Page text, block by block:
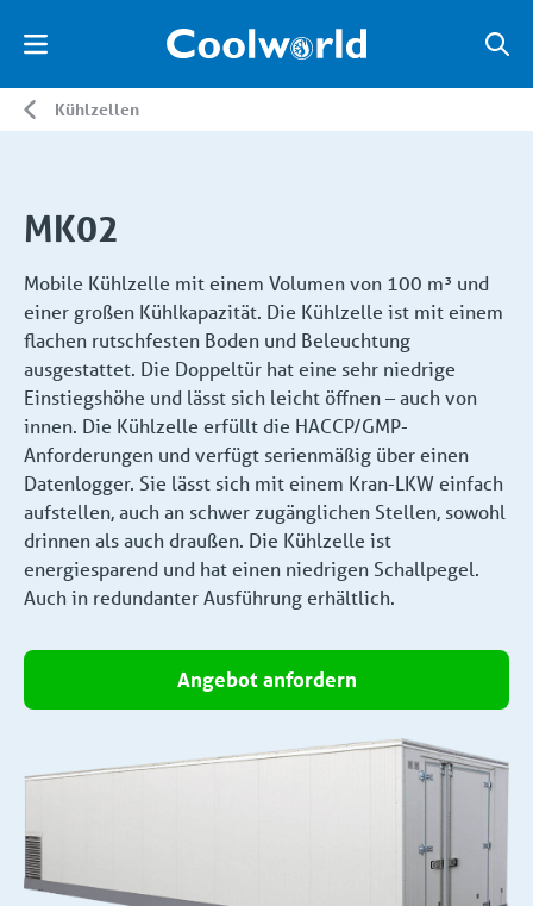
Kühlzellen
MK02
Mobile Kühlzelle mit einem Volumen von 100 m³ und
einer großen Kühlkapazität. Die Kühlzelle ist mit einem
flachen rutschfesten Boden und Beleuchtung
ausgestattet. Die Doppeltür hat eine sehr niedrige
Einstiegshöhe und lässt sich leicht öffnen – auch von
innen. Die Kühlzelle erfüllt die HACCP/GMP-
Anforderungen und verfügt serienmäßig über einen
Datenlogger. Sie lässt sich mit einem Kran-LKW einfach
aufstellen, auch an schwer zugänglichen Stellen, sowohl
drinnen als auch draußen. Die Kühlzelle ist
energiesparend und hat einen niedrigen Schallpegel.
Auch in redundanter Ausführung erhältlich.
Angebot anfordern